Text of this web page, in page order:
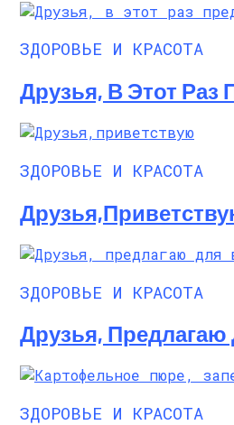
ЗДОРОВЬЕ И КРАСОТА
Друзья, В Этот Раз
ЗДОРОВЬЕ И КРАСОТА
ЗДОРОВЬЕ И КРАСОТА
Друзья, Предлагаю
ЗДОРОВЬЕ И КРАСОТА